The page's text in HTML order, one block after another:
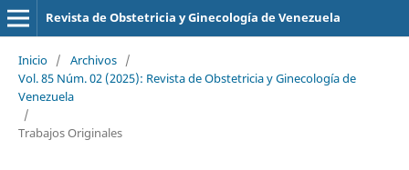
Revista de Obstetricia y Ginecología de Venezuela
Inicio / Archivos /
Vol. 85 Núm. 02 (2025): Revista de Obstetricia y Ginecología de
Venezuela
/
Trabajos Originales